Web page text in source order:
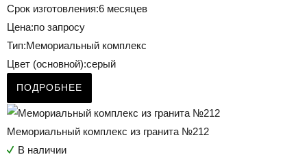
Срок изготовления:6 месяцев
Цена:по запросу
Тип:Мемориальный комплекс
Цвет (основной):серый
ПОДРОБНЕЕ
Мемориальный комплекс из гранита №212
В наличии